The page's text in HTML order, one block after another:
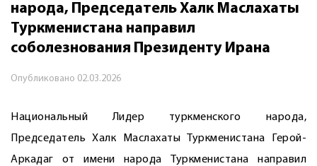
народа, Председатель Халк Маслахаты
Туркменистана направил
соболезнования Президенту Ирана
Опубликовано 02.03.2026
Национальный Лидер туркменского народа,
Председатель Халк Маслахаты Туркменистана Герой-
Аркадаг от имени народа Туркменистана направил